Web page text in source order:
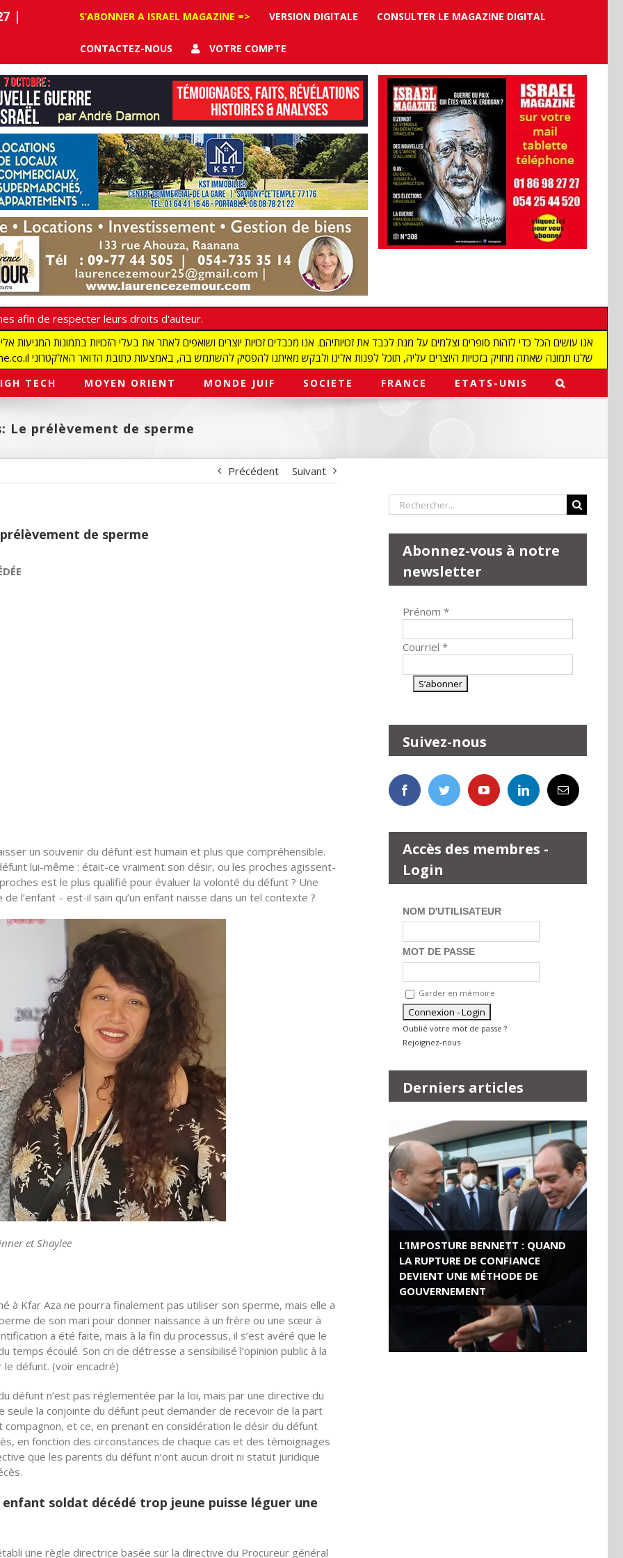
| S’ABONNER A ISRAEL MAGAZINE => VERSION DIGITALE CONSULTER LE MAGAZINE DIGITAL
CONTACTEZ-NOUS VOTRE COMPTE
afin de respecter leurs droits d'auteur.
redaction@israelmagazine.co.il שלנו תמונה שאתה מחזיק בזכויות היוצרים עליה, תוכל לפנות אלינו ולבקש מאיתנו להפסיק להשתמש בה, באמצעות כתובת הדואר האלקטרוני
TECH MOYEN ORIENT MONDE JUIF SOCIETE FRANCE ETATS-UNIS
Le prélèvement de sperme
Précédent Suivant
de sperme
un souvenir du défunt est humain et plus que compréhensible.
lui-même : était-ce vraiment son désir, ou les proches agissent-
est le plus qualifié pour évaluer la volonté du défunt ? Une
l’enfant – est-il sain qu’un enfant naisse dans un tel contexte ?
et Shaylee
à Kfar Aza ne pourra finalement pas utiliser son sperme, mais elle a
de son mari pour donner naissance à un frère ou une sœur à
a été faite, mais à la fin du processus, il s’est avéré que le
écoulé. Son cri de détresse a sensibilisé l’opinion public à la
défunt. (voir encadré)
défunt n’est pas réglementée par la loi, mais par une directive du
la conjointe du défunt peut demander de recevoir de la part
et ce, en prenant en considération le désir du défunt
en fonction des circonstances de chaque cas et des témoignages
que les parents du défunt n’ont aucun droit ni statut juridique
soldat décédé trop jeune puisse léguer une
une règle directrice basée sur la directive du Procureur général
Rechercher:
Abonnez-vous à notre
newsletter
Prénom *
Courriel *
Suivez-nous
Accès des membres -
Login
NOM D'UTILISATEUR
MOT DE PASSE
Garder en mémoire
Oublié votre mot de passe ?
Rejoignez-nous
Derniers articles
L’IMPOSTURE BENNETT : QUAND
LA RUPTURE DE CONFIANCE
DEVIENT UNE MÉTHODE DE
GOUVERNEMENT
ROSE VALLAND, HEROÏNE DE LA
RESISTANCE FRANÇAISE